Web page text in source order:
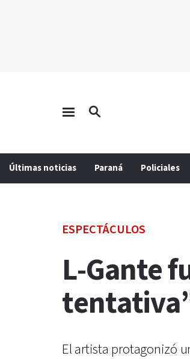
Últimas noticias Paraná Policiales
ESPECTÁCULOS
L-Gante
El artista protagonizó